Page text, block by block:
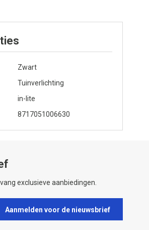
Zwart
Tuinverlichting
in-lite
8717051006630
exclusieve aanbiedingen.
Aanmelden voor de nieuwsbrief